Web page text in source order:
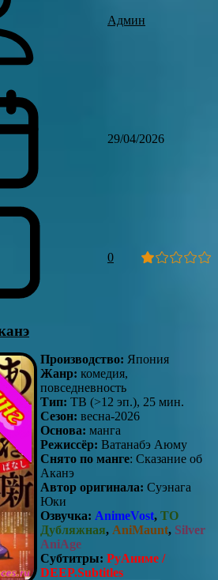
Админ
29/04/2026
0
Производство: Япония
Жанр: комедия,
повседневность
Тип: ТВ (>12 эп.), 25 мин.
Сезон: весна-2026
Основа: манга
Режиссёр: Ватанабэ Аюму
Снято по манге: Сказание об
Аканэ
Автор оригинала: Суэнага
Юки
Озвучка: AnimeVost, ТО
Дубляжная, AniMaunt, Silver
AniAge
Субтитры: РуАниме /
DEEP.Subtitles